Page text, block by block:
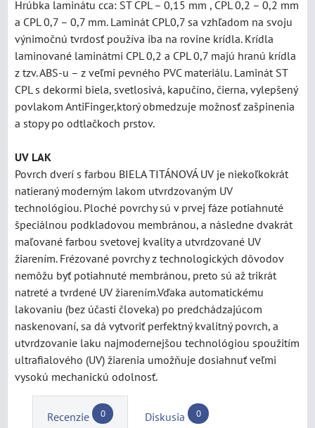
Hrúbka laminátu cca: ST CPL – 0,15 mm , CPL 0,2 – 0,2 mm
a CPL 0,7 – 0,7 mm. Laminát CPL0,7 sa vzhľadom na svoju
výnimočnú tvrdosť používa iba na rovine krídla. Krídla
laminované laminátmi CPL 0,2 a CPL 0,7 majú hranú krídla
z tzv. ABS-u – z veľmi pevného PVC materiálu. Laminát ST
CPL s dekormi biela, svetlosivá, kapučíno, čierna, vylepšený
povlakom AntiFinger,ktorý obmedzuje možnosť zašpinenia
a stopy po odtlačkoch prstov.
UV LAK
Povrch dverí s farbou BIELA TITÁNOVÁ UV je niekoľkokrát
natieraný moderným lakom utvrdzovaným UV
technológiou. Ploché povrchy sú v prvej fáze potiahnuté
špeciálnou podkladovou membránou, a následne dvakrát
maľované farbou svetovej kvality a utvrdzované UV
žiarením. Frézované povrchy z technologických dôvodov
nemôžu byť potiahnuté membránou, preto sú až trikrát
natreté a tvrdené UV žiarením.Vďaka automatickému
lakovaniu (bez účasti človeka) po predchádzajúcom
naskenovaní, sa dá vytvoriť perfektný kvalitný povrch, a
utvrdzovanie laku najmodernejšou technológiou spoužitím
ultrafialového (UV) žiarenia umožňuje dosiahnuť veľmi
vysokú mechanickú odolnosť.
Recenzie 0 Diskusia 0